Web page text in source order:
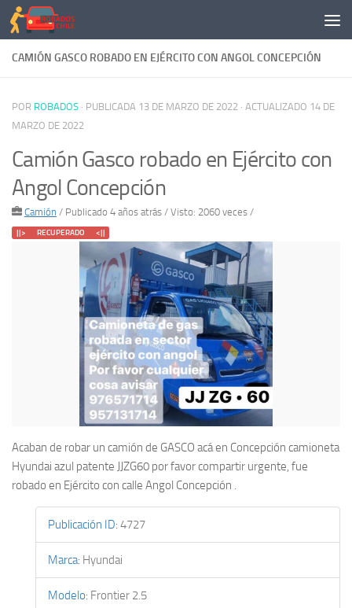
Saltar al contenido
CAMIÓN GASCO ROBADO EN EJÉRCITO CON ANGOL CONCEPCIÓN
POR ROBADOS · PUBLICADA 13 DE MARZO DE 2022 · ACTUALIZADO 14 DE
MARZO DE 2022
Camión Gasco robado en Ejército con
Angol Concepción
Camión / Publicado 4 años atrás / Visto: 2060 veces /
||> RECUPERADO <||
Acaban de robar un camión de GASCO acá en Concepción camioneta
Hyundai azul patente JJZG60 por favor compartir urgente, fue
robado en Ejército con calle Angol Concepción .
Publicación ID: 4727
Marca: Hyundai
Modelo: Frontier 2.5